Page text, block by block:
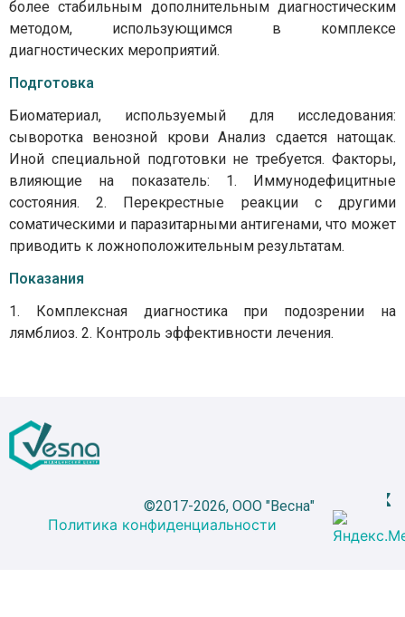
более стабильным дополнительным диагностическим
методом, использующимся в комплексе
диагностических мероприятий.
Подготовка
Биоматериал, используемый для исследования:
сыворотка венозной крови Анализ сдается натощак.
Иной специальной подготовки не требуется. Факторы,
влияющие на показатель: 1. Иммунодефицитные
состояния. 2. Перекрестные реакции с другими
соматическими и паразитарными антигенами, что может
приводить к ложноположительным результатам.
Показания
1. Комплексная диагностика при подозрении на
лямблиоз. 2. Контроль эффективности лечения.
©2017-2026, ООО "Весна"
Политика конфиденциальности